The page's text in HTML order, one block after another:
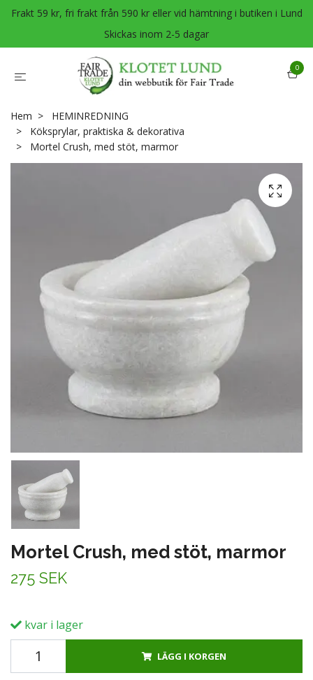
Frakt 59 kr, fri frakt från 590 kr eller vid hämtning i butiken i Lund
Skickas inom 2-5 dagar
0
Hem
HEMINREDNING
Köksprylar, praktiska & dekorativa
Mortel Crush, med stöt, marmor
Mortel Crush, med stöt, marmor
275 SEK
kvar i lager
LÄGG I KORGEN